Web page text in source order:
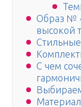
Образ №
высокой
С чем